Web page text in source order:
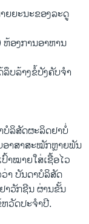
ຍຍະນະຂອງລະດູ
ອງການອາຫານ
ບລ້າງຂໍ້ບັງຄັບຈຳ
ບໍລິສັດຜະລິດຢາບໍ່
າສາສະໝັກຫຼາຍພັນ
າໝາຍໃສ່ເຊື້ອໄວ
າ ບັນດາບໍລິສັດ
າວັກຊີນ ຜ່ານຂັ້ນ
ວັດປະຈຳປີ.